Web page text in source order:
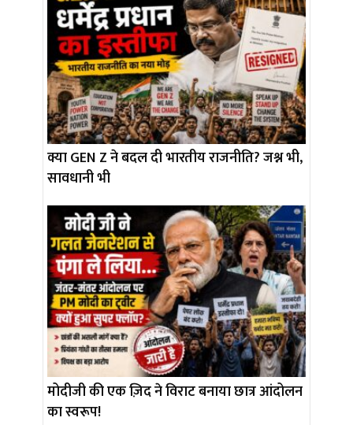
क्या GEN Z ने बदल दी भारतीय राजनीति? जश्न भी,
सावधानी भी
मोदीजी की एक ज़िद ने विराट बनाया छात्र आंदोलन
का स्वरूप!